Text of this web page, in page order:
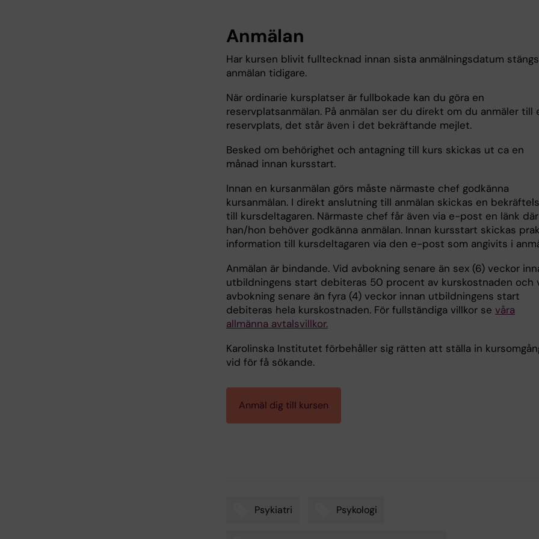
Anmälan
Har kursen blivit fulltecknad innan sista anmälningsdatum stängs
anmälan tidigare.
När ordinarie kursplatser är fullbokade kan du göra en
reservplatsanmälan. På anmälan ser du direkt om du anmäler till
reservplats, det står även i det bekräftande mejlet.
Besked om behörighet och antagning till kurs skickas ut ca en
månad innan kursstart.
Innan en kursanmälan görs måste närmaste chef godkänna
kursanmälan. I direkt anslutning till anmälan skickas en
till kursdeltagaren. Närmaste chef får även via e-post en länk där
han/hon behöver godkänna anmälan. Innan kursstart skickas
information till kursdeltagaren via den e-post som angivits i
Anmälan är bindande. Vid avbokning senare än sex (6) veckor
utbildningens start debiteras 50 procent av kurskostnaden och
avbokning senare än fyra (4) veckor innan utbildningens start
debiteras hela kurskostnaden. För fullständiga villkor se våra
allmänna avtalsvillkor.
Karolinska Institutet förbehåller sig rätten att ställa in
vid för få sökande.
Anmäl dig till kursen
Psykiatri Psykologi